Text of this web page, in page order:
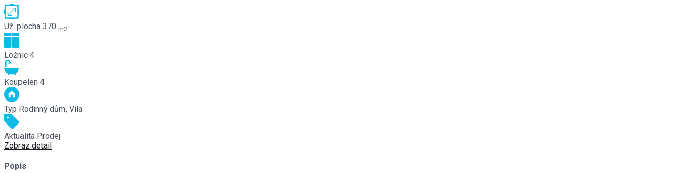
Už. plocha 370 m2
Ložnic 4
Koupelen 4
Typ Rodinný dům, Vila
Aktualita Prodej
Zobraz detail
Popis